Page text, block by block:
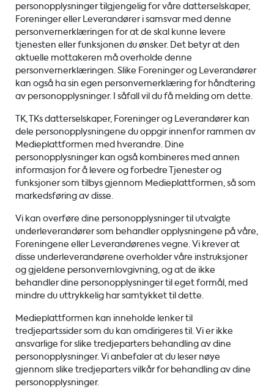
personopplysninger tilgjengelig for våre datterselskaper,
Foreninger eller Leverandører i samsvar med denne
personvernerklæringen for at de skal kunne levere
tjenesten eller funksjonen du ønsker. Det betyr at den
aktuelle mottakeren må overholde denne
personvernerklæringen. Slike Foreninger og Leverandører
kan også ha sin egen personvernerklæring for håndtering
av personopplysninger. I såfall vil du få melding om dette.
TK, TKs datterselskaper, Foreninger og Leverandører kan
dele personopplysningene du oppgir innenfor rammen av
Medieplattformen med hverandre. Dine
personopplysninger kan også kombineres med annen
informasjon for å levere og forbedre Tjenester og
funksjoner som tilbys gjennom Medieplattformen, så som
markedsføring av disse.
Vi kan overføre dine personopplysninger til utvalgte
underleverandører som behandler opplysningene på våre,
Foreningene eller Leverandørenes vegne. Vi krever at
disse underleverandørene overholder våre instruksjoner
og gjeldene personvernlovgivning, og at de ikke
behandler dine personopplysninger til eget formål, med
mindre du uttrykkelig har samtykket til dette.
Medieplattformen kan inneholde lenker til
tredjepartssider som du kan omdirigeres til. Vi er ikke
ansvarlige for slike tredjeparters behandling av dine
personopplysninger. Vi anbefaler at du leser nøye
gjennom slike tredjeparters vilkår for behandling av dine
personopplysninger.